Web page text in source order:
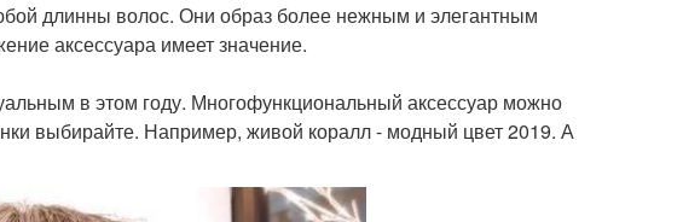
длинны волос. Они образ более нежным и элегантным
аксессуара имеет значение.
в этом году. Многофункциональный аксессуар можно
выбирайте. Например, живой коралл - модный цвет 2019. А